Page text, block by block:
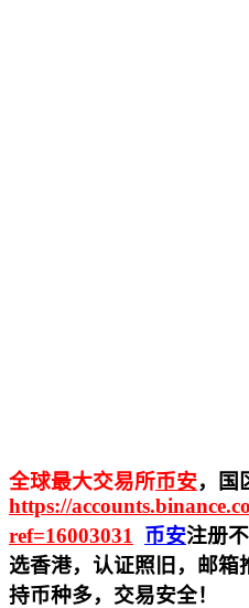
全球最大交易所币安，国
https://
ref=16003031
币安注册
选香港，认证照旧， 邮箱
持币种多，交易安全！